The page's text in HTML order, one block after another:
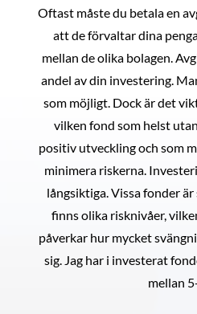
Oftast måste du betala en
att de förvaltar dina
mellan de olika bolagen.
andel av din investering.
som möjligt. Dock är det
vilken fond som helst
positiv utveckling och som
minimera riskerna.
långsiktiga. Vissa fonder
finns olika risknivåer,
påverkar hur mycket
sig. Jag har i investerat
mellan